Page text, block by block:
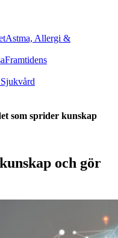
Astma, Allergi &
Framtidens
som sprider kunskap
och gör